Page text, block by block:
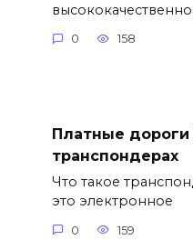
0 158
Платные дороги
транспондерах
Что такое
это электронное
0 159